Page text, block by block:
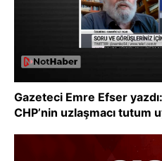
Gazeteci Emre Efser
CHP’nin uzlaşmacı tutum